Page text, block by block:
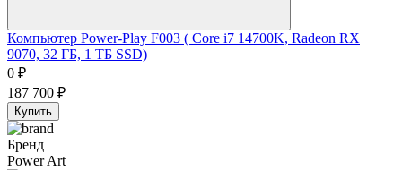
Компьютер Power-Play F003 ( Core i7 14700K, Radeon RX
9070, 32 ГБ, 1 ТБ SSD)
0 ₽
187 700 ₽
Купить
Бренд
Power Art